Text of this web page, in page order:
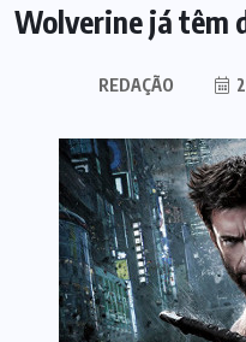
Wolverine já têm
REDAÇÃO